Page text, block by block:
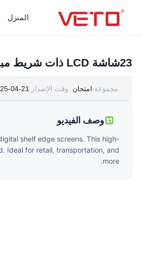
المنزل
23شاشة LCD ذات شريط مبعثر بطول 1 بوصة
مجموعة:امتحان وقت الإصدار: 04-21
وصف الفيديو
shelf edge screens. This high-
Ideal for retail, transportation, and
more.